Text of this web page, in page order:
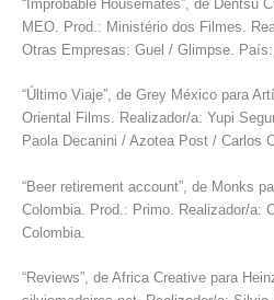
“Improbable Housemates”, de Dentsu
MEO. Prod.: Ministério dos Filmes.
Otras Empresas: Guel / Glimpse. País:
“Último Viaje”, de Grey México para
Oriental Films. Realizador/a: Yupi
Paola Decanini / Azotea Post / Carlos
“Beer retirement account”, de Monks
Colombia. Prod.: Primo. Realizador/a:
Colombia.
“Reviews”, de Africa Creative para